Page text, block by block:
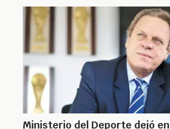
Ministerio del Deporte dejó en